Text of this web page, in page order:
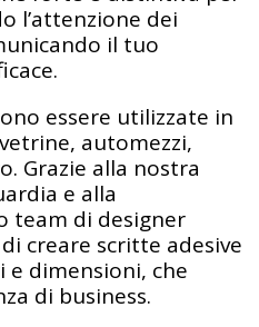
l’attenzione dei
il tuo
essere utilizzate in
automezzi,
Grazie alla nostra
e alla
team di designer
creare scritte adesive
e dimensioni, che
di business.